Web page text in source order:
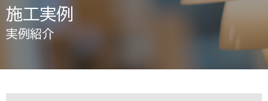
施工実例
実例紹介